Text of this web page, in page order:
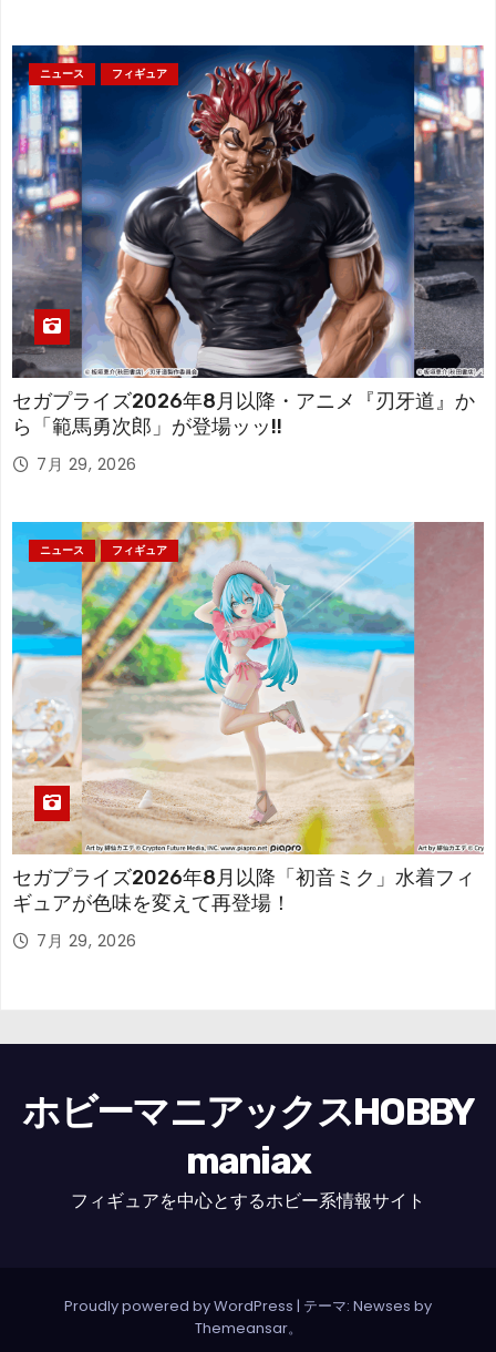
ニュース フィギュア
セガプライズ2026年8月以降・アニメ『刃牙道』か
ら「範馬勇次郎」が登場ッッ!!
7月 29, 2026
ニュース フィギュア
セガプライズ2026年8月以降「初音ミク」水着フィ
ギュアが色味を変えて再登場！
7月 29, 2026
ホビーマニアックスHOBBY
maniax
フィギュアを中心とするホビー系情報サイト
Proudly powered by WordPress | テーマ: Newses by
Themeansar。